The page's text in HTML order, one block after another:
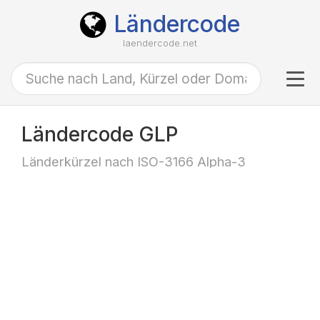
Ländercode
laendercode.net
Ländercode GLP
Länderkürzel nach ISO-3166 Alpha-3